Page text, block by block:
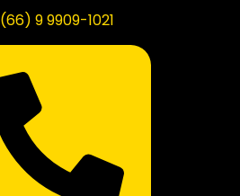
(66) 9 9909-1021